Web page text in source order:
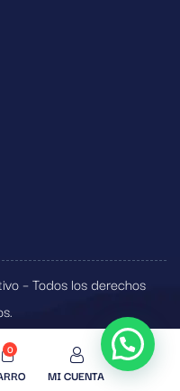
– Todos los derechos
0
MI CUENTA